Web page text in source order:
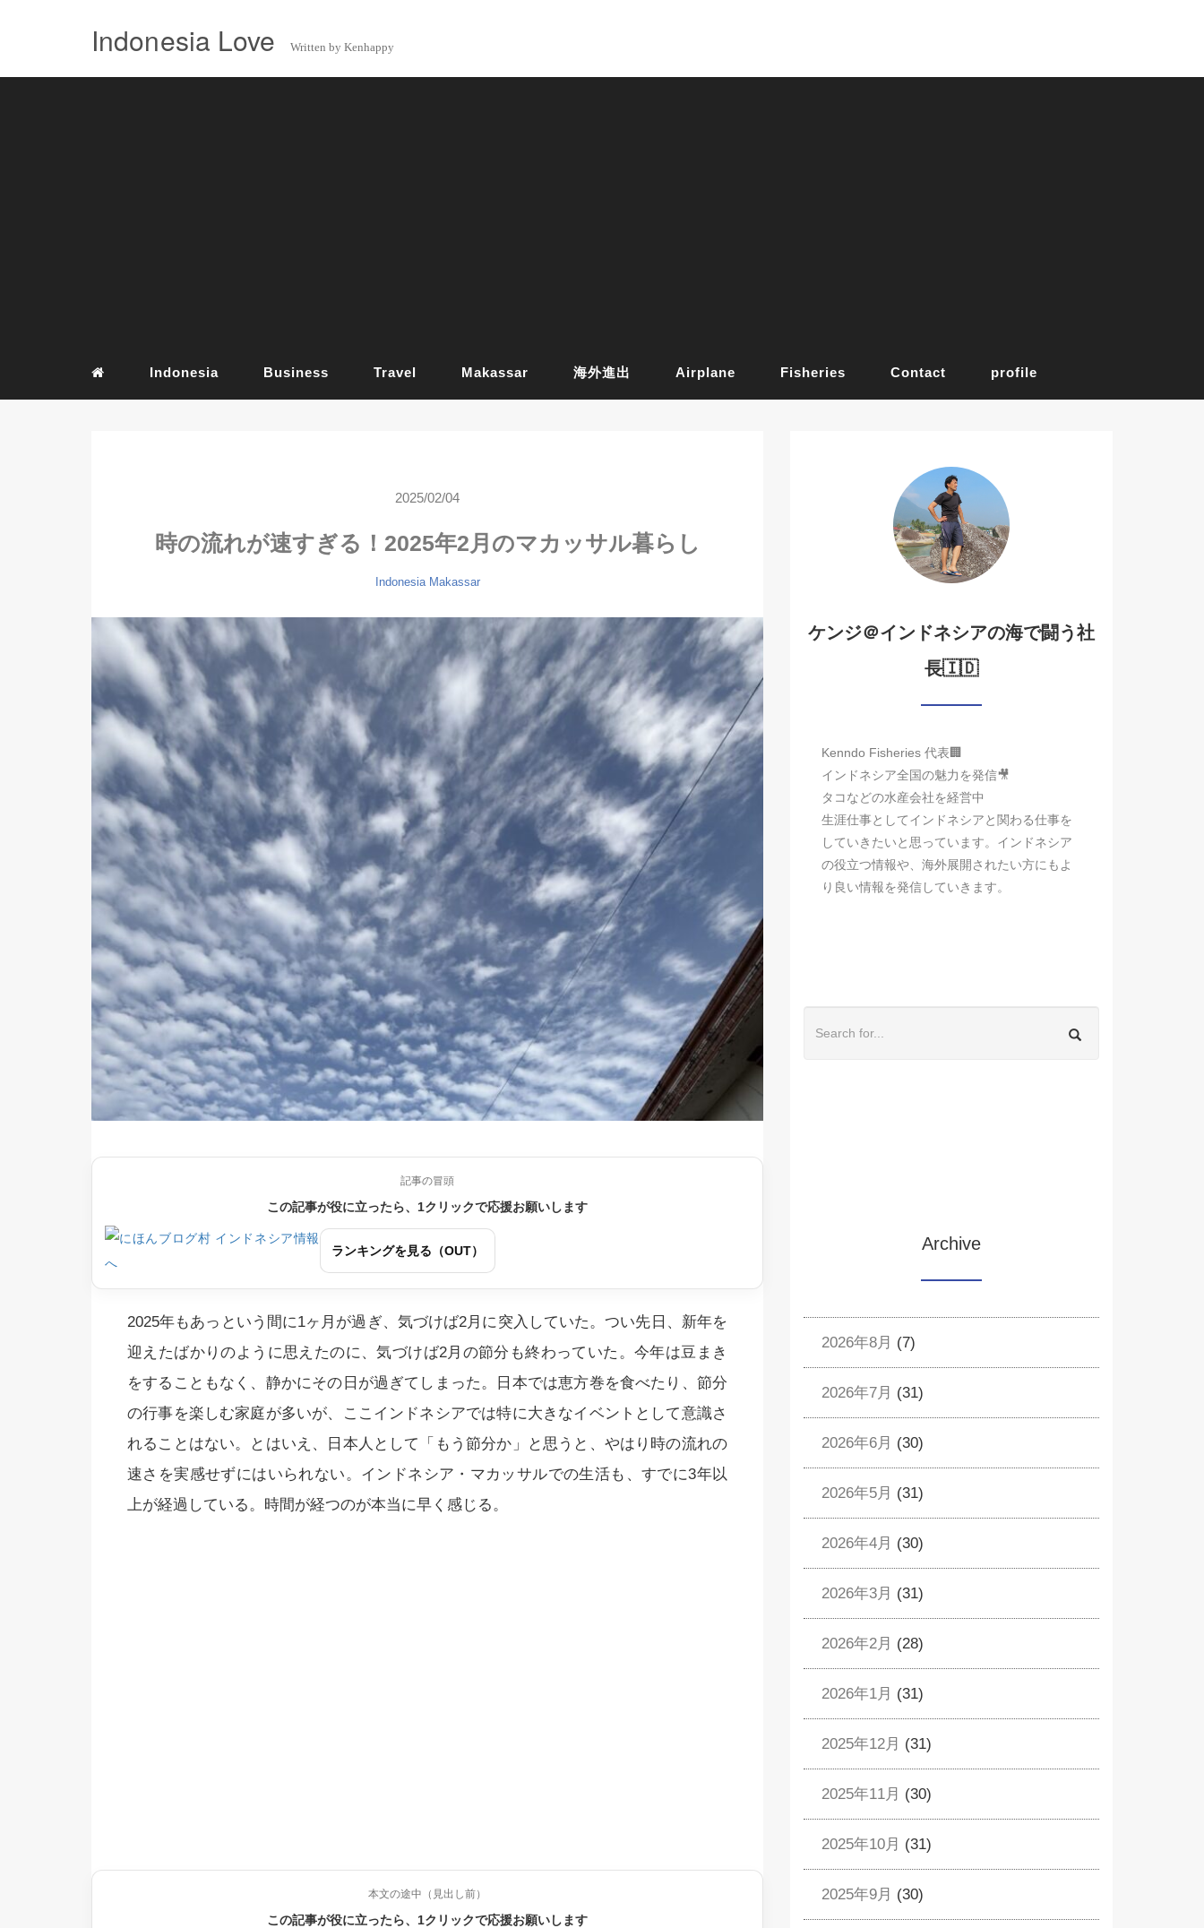
Indonesia Love Written by Kenhappy
Indonesia Business Travel Makassar 海外進出 Airplane Fisheries Contact profile
2025/02/04
時の流れが速すぎる！2025年2月のマカッサル暮らし
Indonesia Makassar
記事の冒頭
この記事が役に立ったら、1クリックで応援お願いします
ランキングを見る（OUT）
2025年もあっという間に1ヶ月が過ぎ、気づけば2月に突入していた。つい先日、新年を
迎えたばかりのように思えたのに、気づけば2月の節分も終わっていた。今年は豆まき
をすることもなく、静かにその日が過ぎてしまった。日本では恵方巻を食べたり、節分
の行事を楽しむ家庭が多いが、ここインドネシアでは特に大きなイベントとして意識さ
れることはない。とはいえ、日本人として「もう節分か」と思うと、やはり時の流れの
速さを実感せずにはいられない。インドネシア・マカッサルでの生活も、すでに3年以
上が経過している。時間が経つのが本当に早く感じる。
本文の途中（見出し前）
この記事が役に立ったら、1クリックで応援お願いします
ケンジ＠インドネシアの海で闘う社
長🇮🇩
Kenndo Fisheries 代表🏢
インドネシア全国の魅力を発信🎥
タコなどの水産会社を経営中
生涯仕事としてインドネシアと関わる仕事を
していきたいと思っています。インドネシア
の役立つ情報や、海外展開されたい方にもよ
り良い情報を発信していきます。
Archive
2026年8月 (7)
2026年7月 (31)
2026年6月 (30)
2026年5月 (31)
2026年4月 (30)
2026年3月 (31)
2026年2月 (28)
2026年1月 (31)
2025年12月 (31)
2025年11月 (30)
2025年10月 (31)
2025年9月 (30)